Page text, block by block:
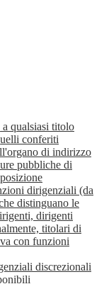
qualsiasi titolo
conferiti
di indirizzo
pubbliche di
dirigenziali (da
distinguano le
dirigenti
titolari di
con funzioni
discrezionali